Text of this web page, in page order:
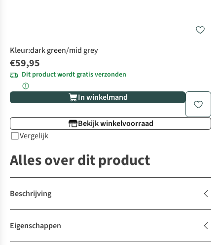
Kleur:dark green/mid grey
€59,95
Dit product wordt gratis verzonden
In winkelmand
Bekijk winkelvoorraad
Vergelijk
Alles over dit product
Beschrijving
Eigenschappen